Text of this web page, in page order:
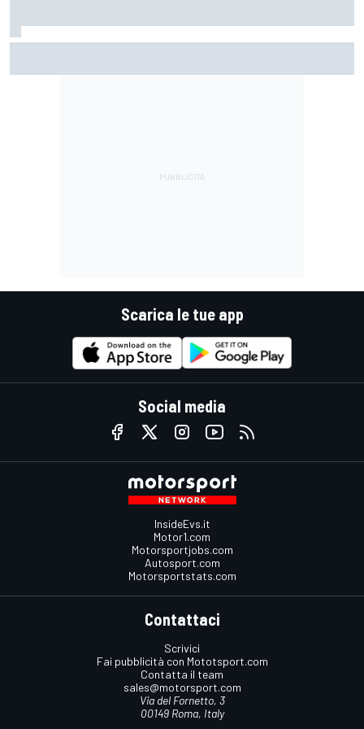
Scarica le tue app
Social media
InsideEvs.it
Motor1.com
Motorsportjobs.com
Autosport.com
Motorsportstats.com
Contattaci
Scrivici
Fai pubblicità con Mototsport.com
Contatta il team
sales@motorsport.com
Via del Fornetto, 3
00149 Roma, Italy